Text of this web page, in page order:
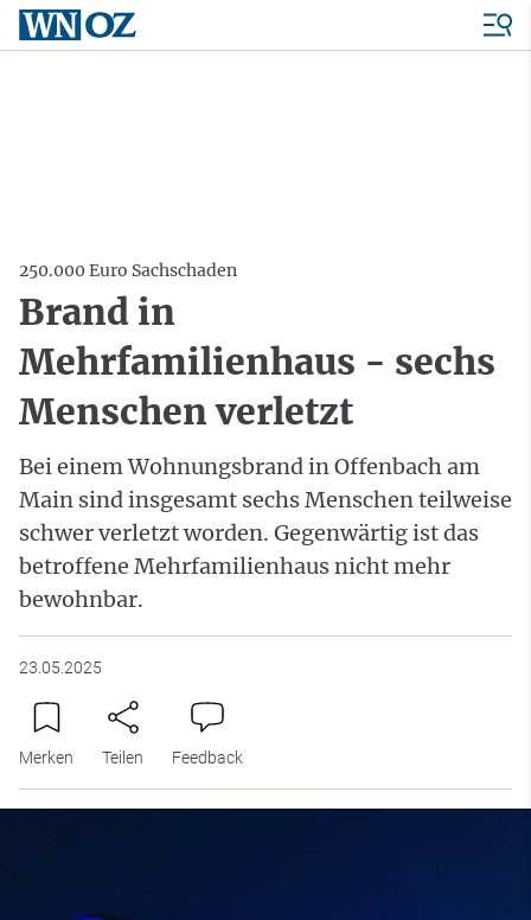
250.000 Euro Sachschaden
Brand in
Mehrfamilienhaus - sechs
Menschen verletzt
Bei einem Wohnungsbrand in Offenbach am
Main sind insgesamt sechs Menschen teilweise
schwer verletzt worden. Gegenwärtig ist das
betroffene Mehrfamilienhaus nicht mehr
bewohnbar.
23.05.2025
Merken Teilen Feedback